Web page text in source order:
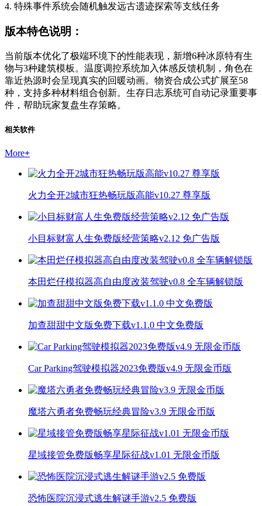
4. 特殊事件系统会随机触发远古遗迹探索等支线任务
版本特色说明：
当前版本优化了极端环境下的性能表现，新增6种冰原特有生
物与3种建筑模板。温度调控系统加入体感反馈机制，角色在
靠近热源时会呈现真实的回暖动画。物资合成公式扩展至58
种，支持多种材料组合创新。生存日志系统可自动记录重要事
件，帮助玩家复盘生存策略。
相关软件
More+
火力全开2城市狂热畅玩版高能v10.27 尊享版
小目标财富人生免费版经营策略v2.12 免广告版
本田烂仔模拟器高自由度改装驾驶v0.8 全车辆解锁版
加查甜甜中文版免费下载v1.1.0 中文免费版
Car Parking驾驶模拟器2023免费版v4.9 无限金币版
魔塔六勇者免费畅玩经典冒险v3.9 无限金币版
星域接管免费版畅享星际征战v1.01 无限金币版
恐怖医院沉浸式逃生解谜手游v2.5 免费版